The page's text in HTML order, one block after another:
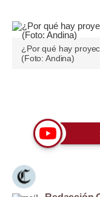
Editorial
Pregunta de hoy
Lujo
Moda
¿Por qué hay
(Foto: Andina)